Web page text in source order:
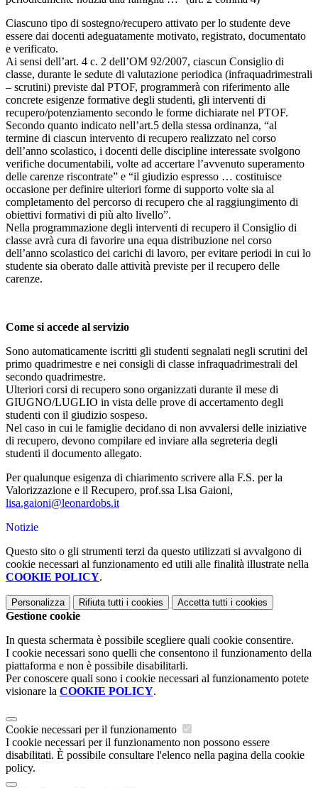
Ciascuno tipo di sostegno/recupero attivato per lo studente deve
essere dai docenti adeguatamente motivato, registrato, documentato
e verificato.
Ai sensi dell’art. 4 c. 2 dell’OM 92/2007, ciascun Consiglio di
classe, durante le sedute di valutazione periodica (infraquadrimestrali
– scrutini) previste dal PTOF, programmerà con riferimento alle
concrete esigenze formative degli studenti, gli interventi di
recupero/potenziamento secondo le forme dichiarate nel PTOF.
Secondo quanto indicato nell’art.5 della stessa ordinanza, “al
termine di ciascun intervento di recupero realizzato nel corso
dell’anno scolastico, i docenti delle discipline interessate svolgono
verifiche documentabili, volte ad accertare l’avvenuto superamento
delle carenze riscontrate” e “il giudizio espresso … costituisce
occasione per definire ulteriori forme di supporto volte sia al
completamento del percorso di recupero che al raggiungimento di
obiettivi formativi di più alto livello”.
Nella programmazione degli interventi di recupero il Consiglio di
classe avrà cura di favorire una equa distribuzione nel corso
dell’anno scolastico dei carichi di lavoro, per evitare periodi in cui lo
studente sia oberato dalle attività previste per il recupero delle
carenze.
Come si accede al servizio
Sono automaticamente iscritti gli studenti segnalati negli scrutini del
primo quadrimestre e nei consigli di classe infraquadrimestrali del
secondo quadrimestre.
Ulteriori corsi di recupero sono organizzati durante il mese di
GIUGNO/LUGLIO in vista delle prove di accertamento degli
studenti con il giudizio sospeso.
Nel caso in cui le famiglie decidano di non avvalersi delle iniziative
di recupero, devono compilare ed inviare alla segreteria degli
studenti il documento allegato.
Per qualunque esigenza di chiarimento scrivere alla F.S. per la
Valorizzazione e il Recupero, prof.ssa Lisa Gaioni,
lisa.gaioni@leonardobs.it
Notizie
Questo sito o gli strumenti terzi da questo utilizzati si avvalgono di
cookie necessari al funzionamento ed utili alle finalità illustrate nella
COOKIE POLICY.
Personalizza Rifiuta tutti i cookies Accetta tutti i cookies
Gestione cookie
In questa schermata è possibile scegliere quali cookie consentire.
I cookie necessari sono quelli che consentono il funzionamento della
piattaforma e non è possibile disabilitarli.
Per conoscere quali sono i cookie necessari al funzionamento potete
visionare la COOKIE POLICY.
Cookie necessari per il funzionamento
I cookie necessari per il funzionamento non possono essere
disabilitati. È possibile consultare l'elenco nella pagina della cookie
policy.